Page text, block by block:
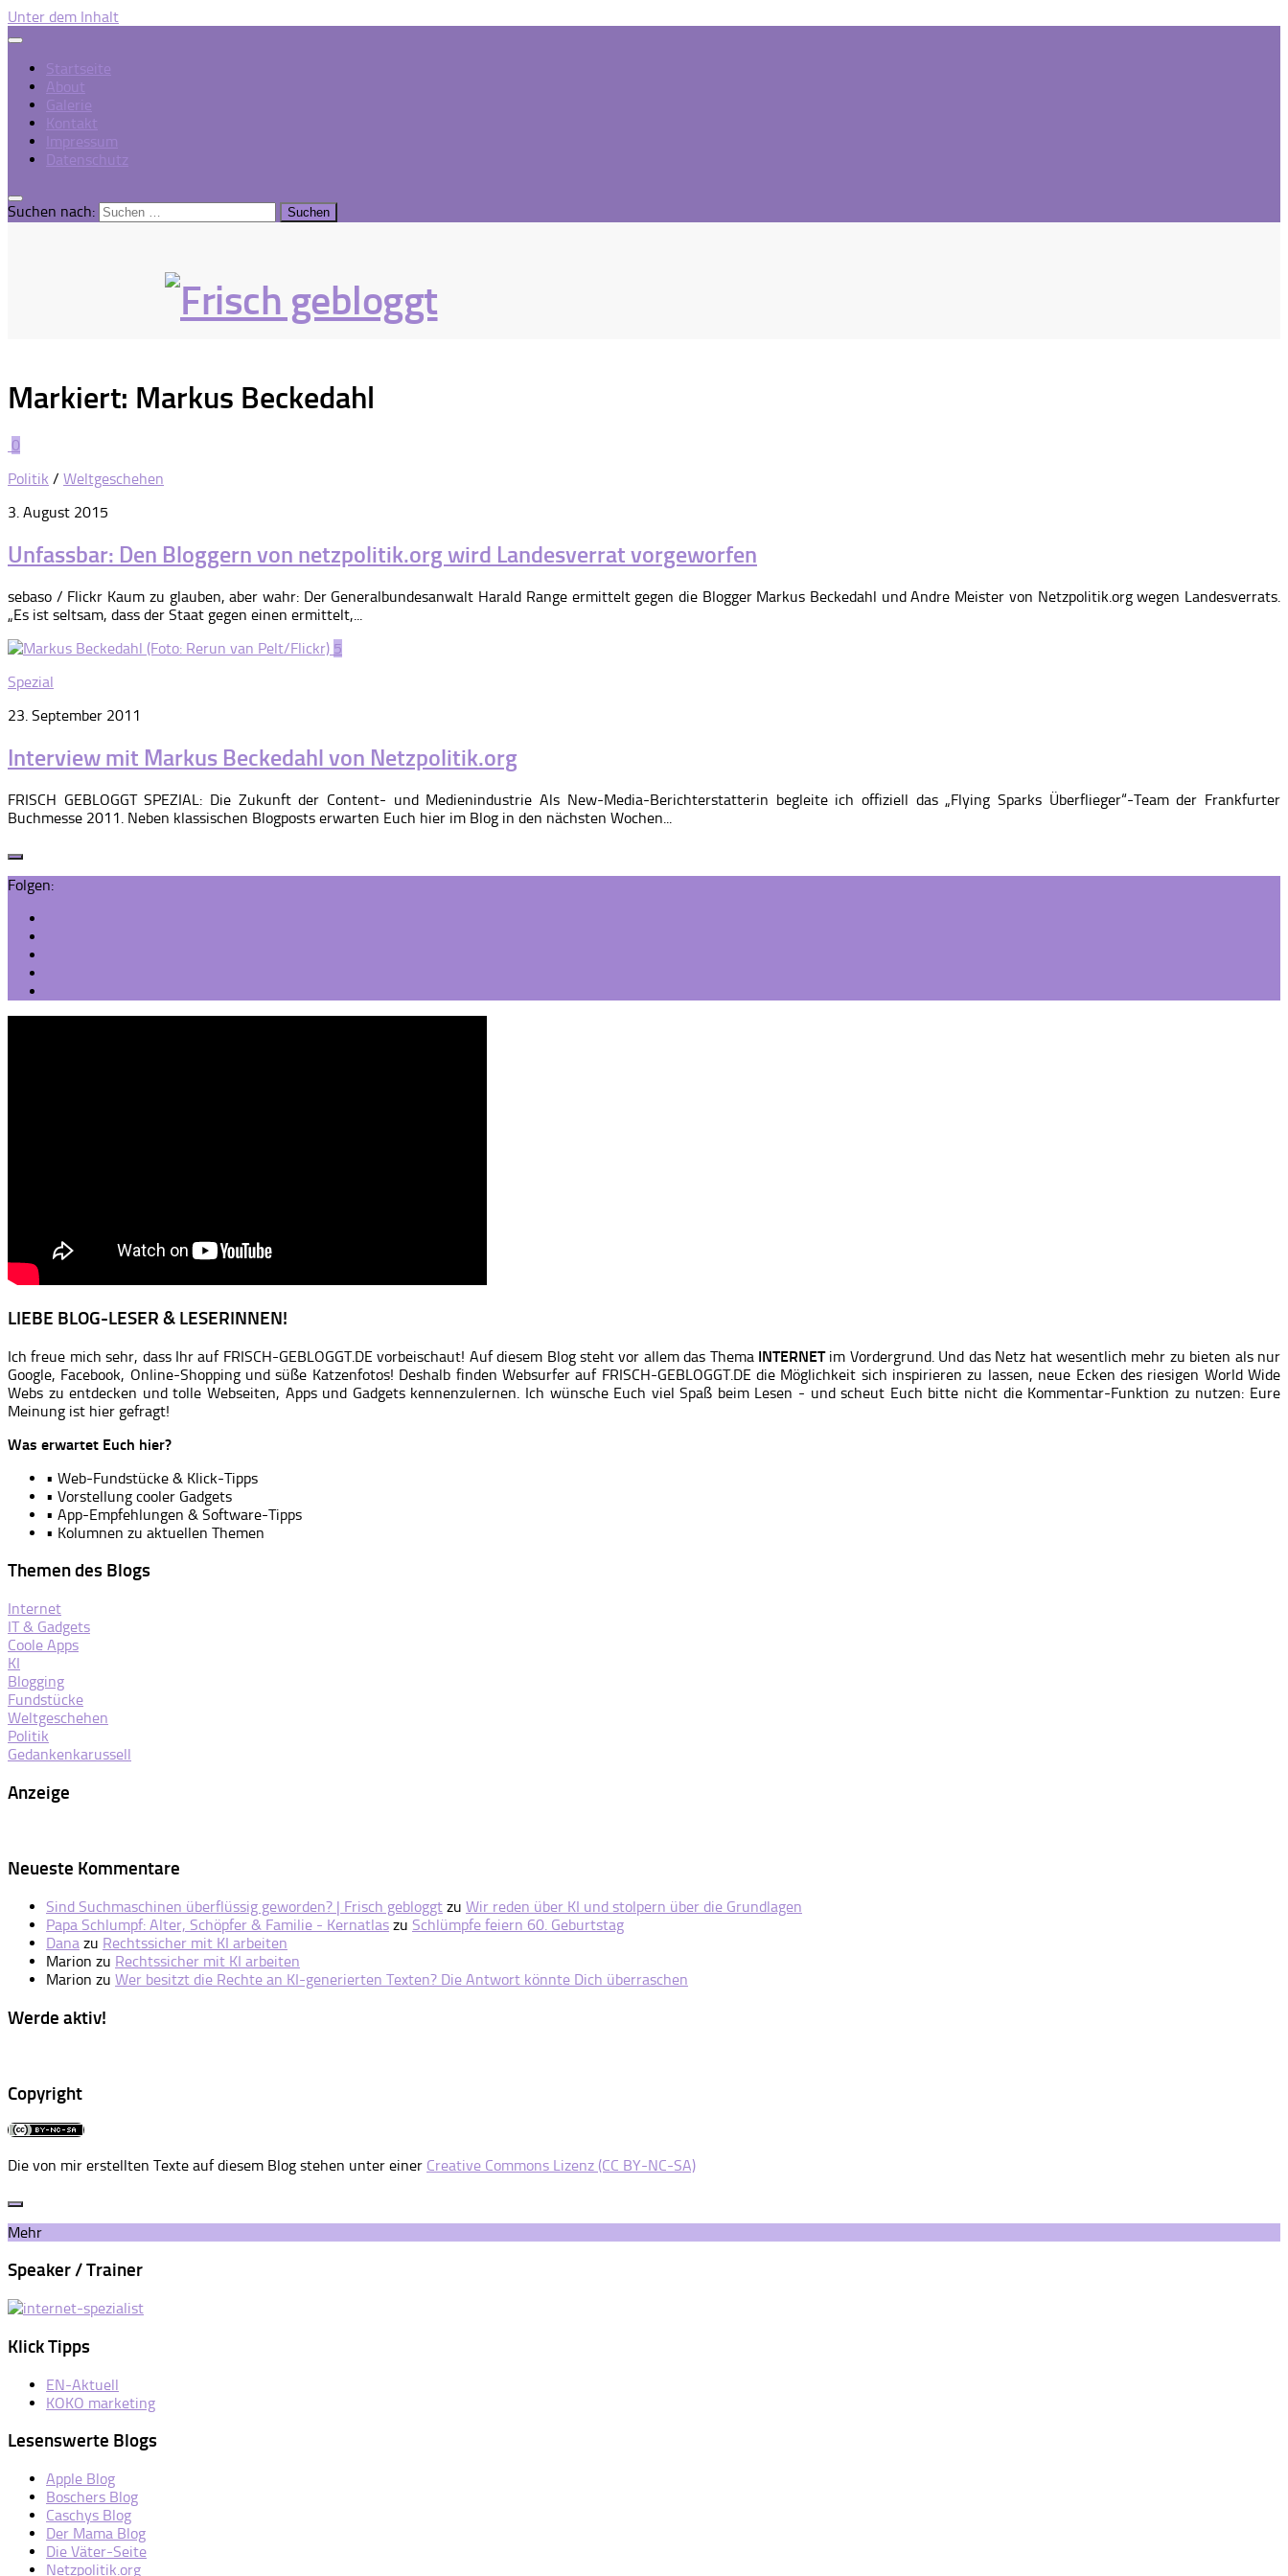
Unter dem Inhalt
Startseite
About
Galerie
Kontakt
Impressum
Datenschutz
Suchen nach:
Markiert: Markus Beckedahl
0
Politik / Weltgeschehen
3. August 2015
Unfassbar: Den Bloggern von netzpolitik.org wird Landesverrat vorgeworfen
sebaso / Flickr Kaum zu glauben, aber wahr: Der Generalbundesanwalt Harald Range ermittelt gegen die Blogger Markus Beckedahl und Andre Meister von Netzpolitik.org wegen Landesverrats.
„Es ist seltsam, dass der Staat gegen einen ermittelt,...
5
Spezial
23. September 2011
Interview mit Markus Beckedahl von Netzpolitik.org
FRISCH GEBLOGGT SPEZIAL: Die Zukunft der Content- und Medienindustrie Als New-Media-Berichterstatterin begleite ich offiziell das „Flying Sparks Überflieger“-Team der Frankfurter
Buchmesse 2011. Neben klassischen Blogposts erwarten Euch hier im Blog in den nächsten Wochen...
Folgen:
LIEBE BLOG-LESER & LESERINNEN!
Ich freue mich sehr, dass Ihr auf FRISCH-GEBLOGGT.DE vorbeischaut! Auf diesem Blog steht vor allem das Thema INTERNETim Vordergrund. Und das Netz hat wesentlich mehr zu bieten als nur
Google, Facebook, Online-Shopping und süße Katzenfotos! Deshalb finden Websurfer auf FRISCH-GEBLOGGT.DE die Möglichkeit sich inspirieren zu lassen, neue Ecken des riesigen World Wide
Webs zu entdecken und tolle Webseiten, Apps und Gadgets kennenzulernen. Ich wünsche Euch viel Spaß beim Lesen - und scheut Euch bitte nicht die Kommentar-Funktion zu nutzen: Eure
Meinung ist hier gefragt!
Was erwartet Euch hier?
• Web-Fundstücke & Klick-Tipps
• Vorstellung cooler Gadgets
• App-Empfehlungen & Software-Tipps
• Kolumnen zu aktuellen Themen
Themen des Blogs
Internet
IT & Gadgets
Coole Apps
KI
Blogging
Fundstücke
Weltgeschehen
Politik
Gedankenkarussell
Anzeige
Neueste Kommentare
Sind Suchmaschinen überflüssig geworden? | Frisch gebloggt zu Wir reden über KI und stolpern über die Grundlagen
Papa Schlumpf: Alter, Schöpfer & Familie - Kernatlas zu Schlümpfe feiern 60. Geburtstag
Dana zu Rechtssicher mit KI arbeiten
Marion zu Rechtssicher mit KI arbeiten
Marion zu Wer besitzt die Rechte an KI-generierten Texten? Die Antwort könnte Dich überraschen
Werde aktiv!
Copyright
Die von mir erstellten Texte auf diesem Blog stehen unter einer Creative Commons Lizenz (CC BY-NC-SA)
Mehr
Speaker / Trainer
Klick Tipps
EN-Aktuell
KOKO marketing
Lesenswerte Blogs
Apple Blog
Boschers Blog
Caschys Blog
Der Mama Blog
Die Väter-Seite
Netzpolitik.org